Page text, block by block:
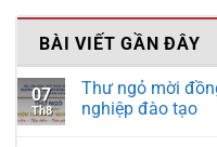
BÀI VIẾT GẦN ĐÂY
07
Th8
Thư ngỏ mời
nghiệp đào tạo